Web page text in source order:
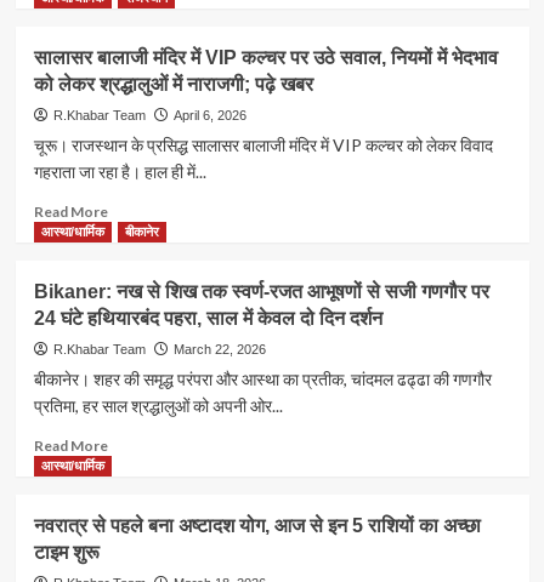
जानिए
कब
और
आपके
लिए
जरूरी
3
राशियों
को
अक्टूबर
तक
सताएंगे
बढ़ेगा
चिड़चिड़ापन
सालासर बालाजी मंदिर में VIP कल्चर पर उठे सवाल, नियमों में भेदभाव
को लेकर श्रद्धालुओं में नाराजगी; पढ़े खबर
R.Khabar Team April 6, 2026
चूरू। राजस्थान के प्रसिद्ध सालासर बालाजी मंदिर में VIP कल्चर को लेकर विवाद
गहराता जा रहा है। हाल ही में...
Read MoreRead
more
बालाजी
मंदिर
में
कल्चर
पर
सवाल,
भेदभाव
लेकर
आस्था/धार्मिक बीकानेर
Bikaner: नख से शिख तक स्वर्ण-रजत आभूषणों से सजी गणगौर पर
24 घंटे हथियारबंद पहरा, साल में केवल दो दिन दर्शन
R.Khabar Team March 22, 2026
बीकानेर। शहर की समृद्ध परंपरा और आस्था का प्रतीक, चांदमल ढढ्ढा की गणगौर
प्रतिमा, हर साल श्रद्धालुओं को अपनी ओर...
Read MoreRead
Bikaner:
नख
आस्था/धार्मिक
नवरात्र से पहले बना अष्टादश योग, आज से इन 5 राशियों का अच्छा
टाइम शुरू